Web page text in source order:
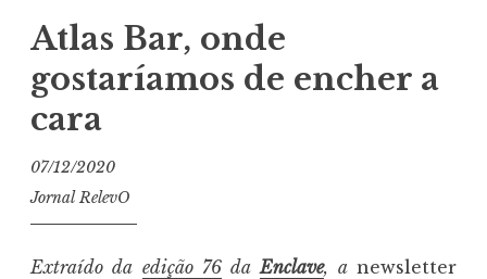
Atlas Bar, onde
gostaríamos de encher a
cara
07/12/2020
Jornal RelevO
Extraído da edição 76daEnclave, anewsletter